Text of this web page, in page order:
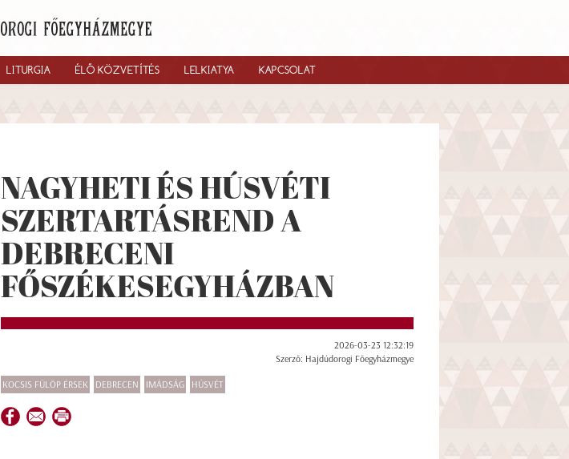
LITURGIA ÉLŐ KÖZVETÍTÉS LELKIATYA KAPCSOLAT
NAGYHETI ÉS HÚSVÉTI
SZERTARTÁSREND A
DEBRECENI
FŐSZÉKESEGYHÁZBAN
2026-03-23 12:32:19
Szerző: Hajdúdorogi Főegyházmegye
KOCSIS FÜLÖP ÉRSEK DEBRECEN IMÁDSÁG HÚSVÉT